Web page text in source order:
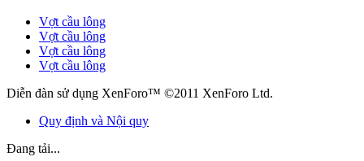
Vợt cầu lông
Vợt cầu lông
Vợt cầu lông
Vợt cầu lông
Diễn đàn sử dụng XenForo™ ©2011 XenForo Ltd.
Quy định và Nội quy
Đang tải...